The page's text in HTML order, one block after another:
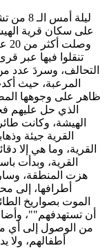
ليلة
تنقلوا فيها عبر
التحالف، وسردَ عدد
المرعبة، حيث
ظاهر على وجوهها
الذي حل عليهم
الهيشة، وكانت
القرية جيئة
القرية، وما هي إلا
القرية، وبدأت
هزت المنطقة،
أطرافها، إلى
الموت بصواريخ
أن تستهدفهم""،
من الوصول إلى أي
أطفالهم،